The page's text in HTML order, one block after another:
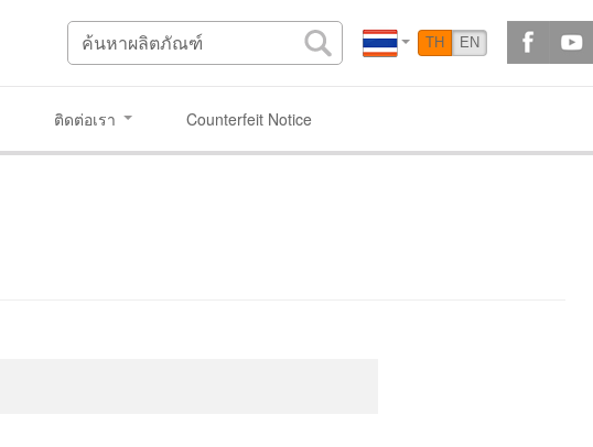
TH EN
ติดต่อเรา Counterfeit Notice